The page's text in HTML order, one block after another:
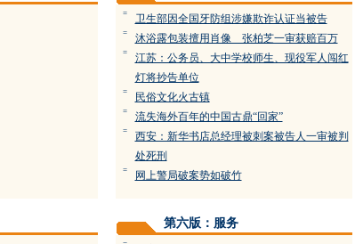
= 卫生部因全国牙防组涉嫌欺诈认证当被告
= 沐浴露包装擅用肖像 张柏芝一审获赔百万
=
江苏：公务员、大中学校师生、现役军人闯红
灯将抄告单位
= 民俗文化火古镇
= 流失海外百年的中国古鼎“回家”
=
西安：新华书店总经理被刺案被告人一审被判
处死刑
= 网上警局破案势如破竹
第六版：服务